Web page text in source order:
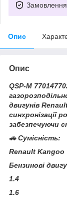
Замовлення
Опис
Опис
QSP-M
двигунів
синхронізації
забезпечуючи
🚗 Сумісність:
Renault Kangoo
Бензинові
1.4
1.6